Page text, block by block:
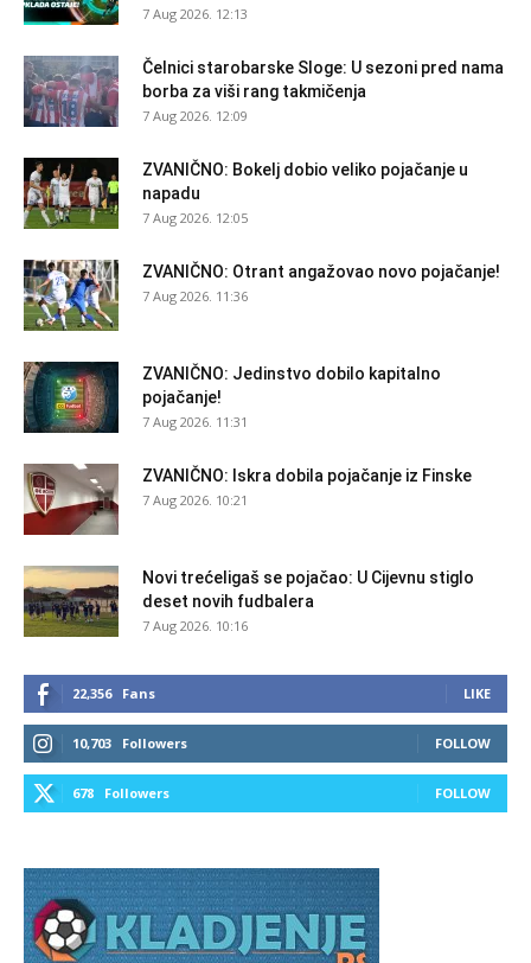
7 Aug 2026. 12:13
Čelnici starobarske Sloge: U sezoni pred nama
borba za viši rang takmičenja
7 Aug 2026. 12:09
ZVANIČNO: Bokelj dobio veliko pojačanje u
napadu
7 Aug 2026. 12:05
ZVANIČNO: Otrant angažovao novo pojačanje!
7 Aug 2026. 11:36
ZVANIČNO: Jedinstvo dobilo kapitalno
pojačanje!
7 Aug 2026. 11:31
ZVANIČNO: Iskra dobila pojačanje iz Finske
7 Aug 2026. 10:21
Novi trećeligaš se pojačao: U Cijevnu stiglo
deset novih fudbalera
7 Aug 2026. 10:16
22,356 Fans LIKE
10,703 Followers FOLLOW
678 Followers FOLLOW